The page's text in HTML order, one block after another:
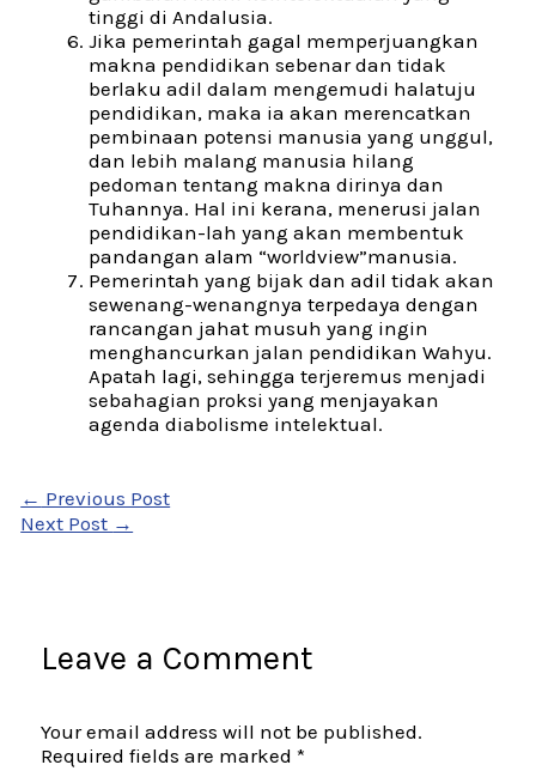
tinggi di Andalusia.
Jika pemerintah gagal memperjuangkan
makna pendidikan sebenar dan tidak
berlaku adil dalam mengemudi halatuju
pendidikan, maka ia akan merencatkan
pembinaan potensi manusia yang unggul,
dan lebih malang manusia hilang
pedoman tentang makna dirinya dan
Tuhannya. Hal ini kerana, menerusi jalan
pendidikan-lah yang akan membentuk
pandangan alam “worldview”manusia.
Pemerintah yang bijak dan adil tidak akan
sewenang-wenangnya terpedaya dengan
rancangan jahat musuh yang ingin
menghancurkan jalan pendidikan Wahyu.
Apatah lagi, sehingga terjeremus menjadi
sebahagian proksi yang menjayakan
agenda diabolisme intelektual.
← Previous Post
Next Post →
Leave a Comment
Your email address will not be published.
Required fields are marked*